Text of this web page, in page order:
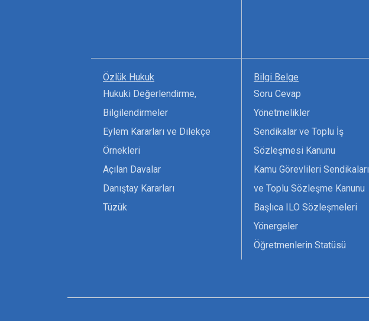
Özlük Hukuk
Hukuki Değerlendirme,
Bilgilendirmeler
Eylem Kararları ve Dilekçe
Örnekleri
Açılan Davalar
Danıştay Kararları
Tüzük
Bilgi Belge
Soru Cevap
Yönetmelikler
Sendikalar ve Toplu İş
Sözleşmesi Kanunu
Kamu Görevlileri Sendikaları
ve Toplu Sözleşme Kanunu
Başlıca ILO Sözleşmeleri
Yönergeler
Öğretmenlerin Statüsü
Seçim Formları